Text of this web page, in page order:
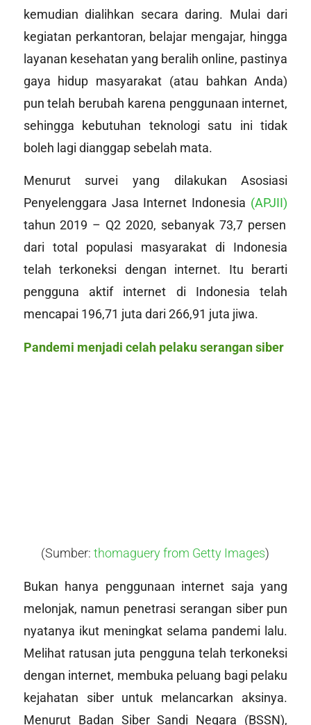
kemudian dialihkan secara daring. Mulai dari
kegiatan perkantoran, belajar mengajar, hingga
layanan kesehatan yang beralihonline, pastinya
gaya hidup masyarakat (atau bahkan Anda)
pun telah berubah karena penggunaan internet,
sehingga kebutuhan teknologi satu ini tidak
boleh lagi dianggap sebelah mata.
Menurut survei yang dilakukan Asosiasi
Penyelenggara Jasa Internet Indonesia (APJII)
tahun 2019 – Q2 2020, sebanyak 73,7 persen
dari total populasi masyarakat di Indonesia
telah terkoneksi dengan internet. Itu berarti
pengguna aktif internet di Indonesia telah
mencapai 196,71 juta dari 266,91 juta jiwa.
Pandemi menjadi celah pelaku serangan siber
(Sumber:thomaguery from Getty Images)
Bukan hanya penggunaan internet saja yang
melonjak, namun penetrasi serangan siber pun
nyatanya ikut meningkat selama pandemi lalu.
Melihat ratusan juta pengguna telah terkoneksi
dengan internet, membuka peluang bagi pelaku
kejahatan siber untuk melancarkan aksinya.
Menurut Badan Siber Sandi Negara (BSSN),